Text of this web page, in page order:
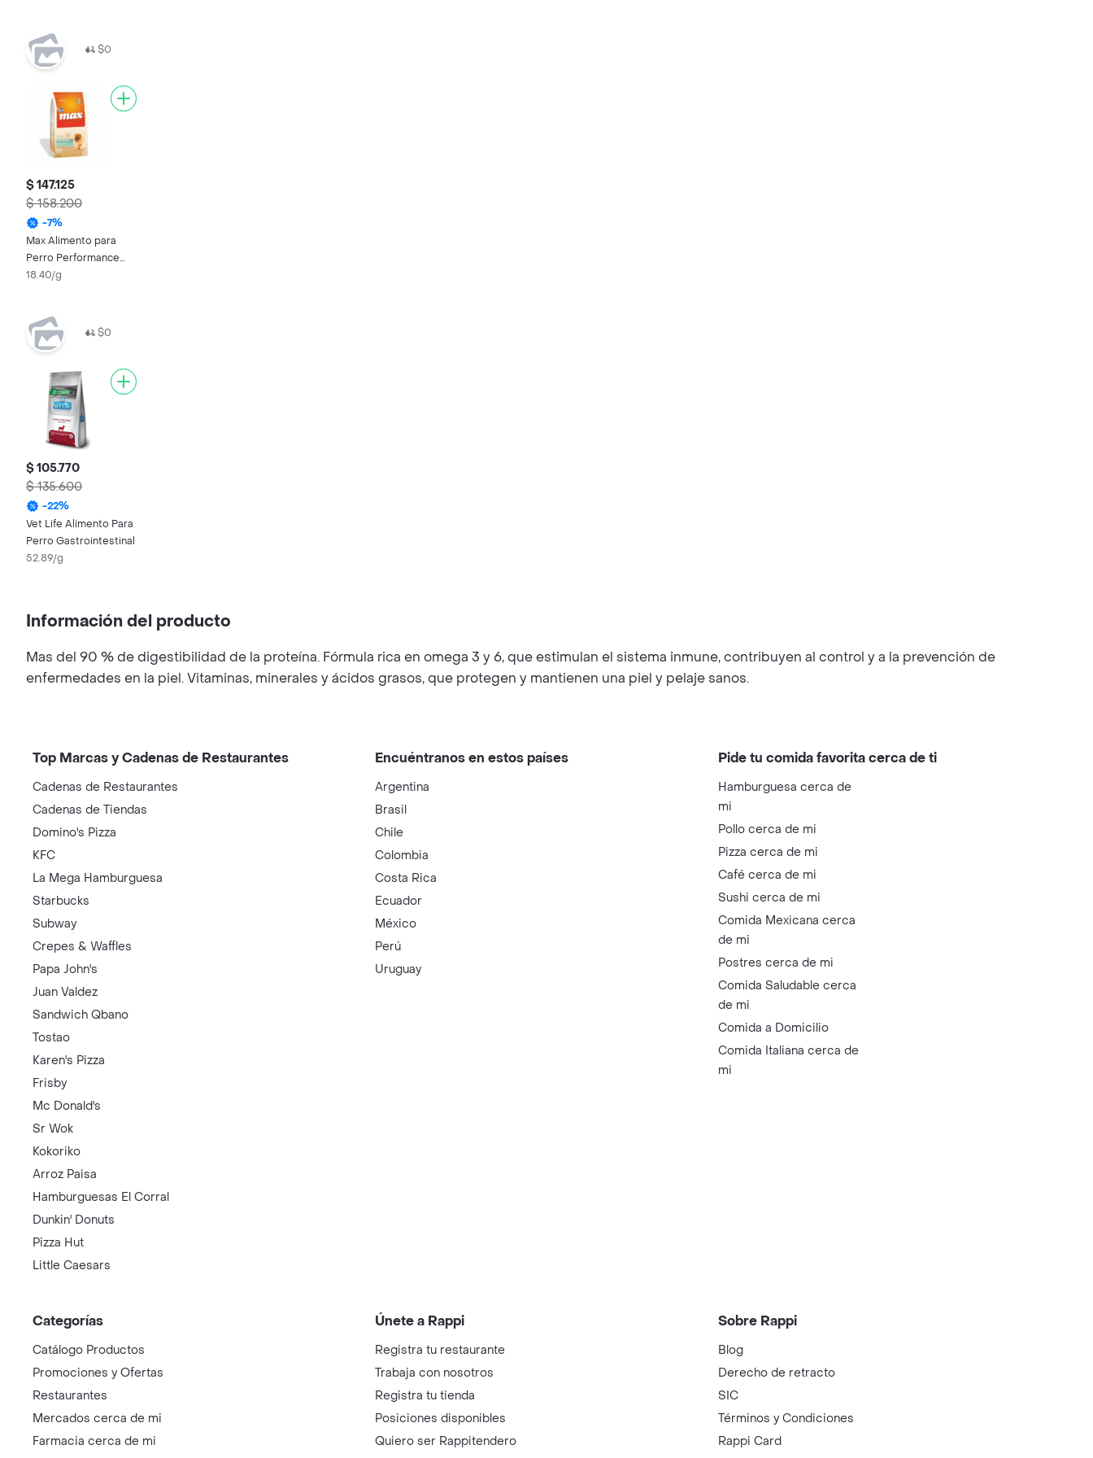
$0
$ 147.125
$ 158.200
-7%
Max Alimento para
Perro Performance
Adulto Raza Pequeña
18.40/g
$0
$ 105.770
$ 135.600
-22%
Vet Life Alimento Para
Perro Gastrointestinal
52.89/g
Información del producto
Mas del 90 % de digestibilidad de la proteína. Fórmula rica en omega 3 y 6, que estimulan el sistema inmune, contribuyen al control y a la prevención de
enfermedades en la piel. Vitaminas, minerales y ácidos grasos, que protegen y mantienen una piel y pelaje sanos.
Top Marcas y Cadenas de Restaurantes
Cadenas de Restaurantes
Cadenas de Tiendas
Domino's Pizza
KFC
La Mega Hamburguesa
Starbucks
Subway
Crepes & Waffles
Papa John's
Juan Valdez
Sandwich Qbano
Tostao
Karen's Pizza
Frisby
Mc Donald's
Sr Wok
Kokoriko
Arroz Paisa
Hamburguesas El Corral
Dunkin' Donuts
Pizza Hut
Little Caesars
Encuéntranos en estos países
Argentina
Brasil
Chile
Colombia
Costa Rica
Ecuador
México
Perú
Uruguay
Pide tu comida favorita cerca de ti
Hamburguesa cerca de
mi
Pollo cerca de mi
Pizza cerca de mi
Café cerca de mi
Sushi cerca de mi
Comida Mexicana cerca
de mi
Postres cerca de mi
Comida Saludable cerca
de mi
Comida a Domicilio
Comida Italiana cerca de
mi
Categorías
Catálogo Productos
Promociones y Ofertas
Restaurantes
Mercados cerca de mi
Farmacia cerca de mi
Únete a Rappi
Registra tu restaurante
Trabaja con nosotros
Registra tu tienda
Posiciones disponibles
Quiero ser Rappitendero
Sobre Rappi
Blog
Derecho de retracto
SIC
Términos y Condiciones
Rappi Card